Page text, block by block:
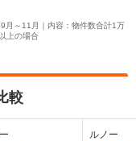
月～11月｜内容：物件数合計1万
上の場合
較
ルノー